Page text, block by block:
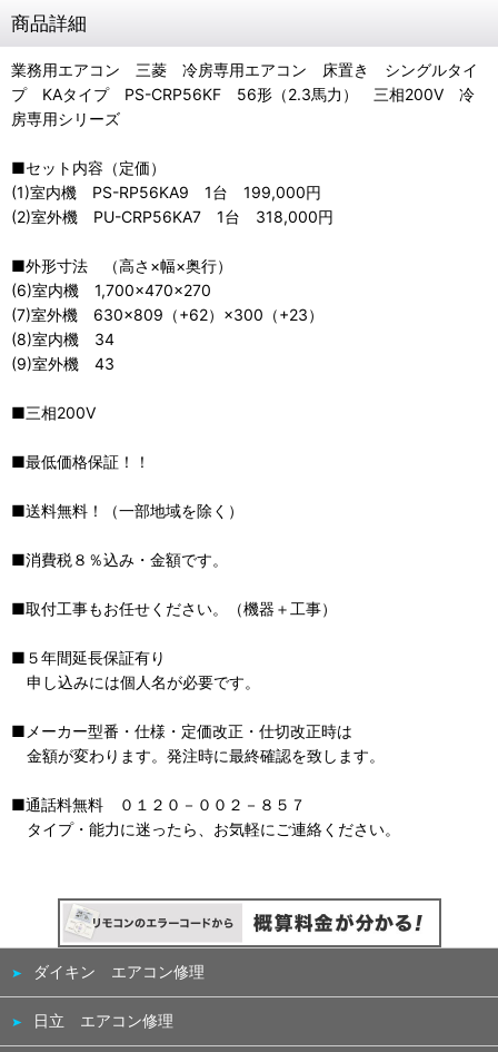
商品詳細
業務用エアコン 三菱 冷房専用エアコン 床置き シングルタイ
プ KAタイプ PS-CRP56KF 56形（2.3馬力） 三相200V 冷
房専用シリーズ
■セット内容（定価）
(1)室内機 PS-RP56KA9 1台 199,000円
(2)室外機 PU-CRP56KA7 1台 318,000円
■外形寸法 （高さ×幅×奥行）
(6)室内機 1,700×470×270
(7)室外機 630×809（+62）×300（+23）
(8)室内機 34
(9)室外機 43
■三相200V
■最低価格保証！！
■送料無料！（一部地域を除く）
■消費税８％込み・金額です。
■取付工事もお任せください。（機器＋工事）
■５年間延長保証有り
申し込みには個人名が必要です。
■メーカー型番・仕様・定価改正・仕切改正時は
金額が変わります。発注時に最終確認を致します。
■通話料無料 ０１２０－００２－８５７
タイプ・能力に迷ったら、お気軽にご連絡ください。
ダイキン エアコン修理
日立 エアコン修理